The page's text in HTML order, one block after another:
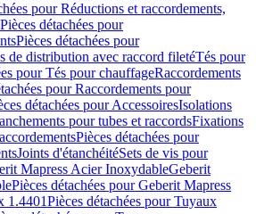
pour Réductions et raccordements,
Pièces détachées pour
Pièces détachées pour
de distribution avec raccord filetéTés pour
pour Tés pour chauffageRaccordements
pour Raccordements pour
détachées pour AccessoiresIsolations
pour tubes et raccordsFixations
Pièces détachées pour
Joints d'étanchéitéSets de vis pour
Mapress Acier InoxydableGeberit
Pièces détachées pour Geberit Mapress
1.4401Pièces détachées pour Tuyaux